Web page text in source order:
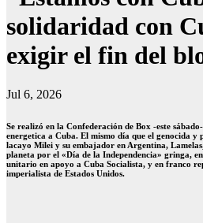
solidaridad con
exigir el fin del
Jul 6, 2026
Se realizó en la Confederación de Box -este
energetica a Cuba. El mismo día que el genocida
lacayo Milei y su embajador en Argentina,
planeta por el «Día de la Independencia» gringa,
unitario en apoyo a Cuba Socialista, y en franco
imperialista de Estados Unidos.